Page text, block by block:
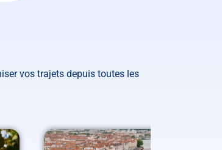
vos trajets depuis toutes les